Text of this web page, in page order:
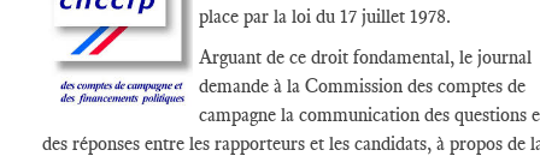
place par la loi du 17 juillet 1978.
Arguant de ce droit fondamental, le journal
demande à la Commission des comptes de
campagne la communication des questions
des réponses entre les rapporteurs et les candidats, à propos de